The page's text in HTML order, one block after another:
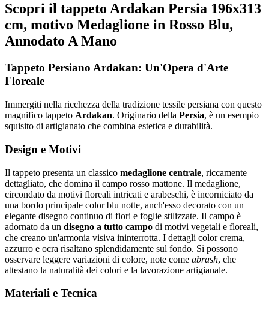
Scopri il tappeto Ardakan Persia 196x313
cm, motivo Medaglione in Rosso Blu,
Annodato A Mano
Tappeto Persiano Ardakan: Un'Opera d'Arte
Floreale
Immergiti nella ricchezza della tradizione tessile persiana con questo
magnifico tappeto Ardakan. Originario della Persia, è un esempio
squisito di artigianato che combina estetica e durabilità.
Design e Motivi
Il tappeto presenta un classico medaglione centrale, riccamente
dettagliato, che domina il campo rosso mattone. Il medaglione,
circondato da motivi floreali intricati e arabeschi, è incorniciato da
una bordo principale color blu notte, anch'esso decorato con un
elegante disegno continuo di fiori e foglie stilizzate. Il campo è
adornato da un disegno a tutto campo di motivi vegetali e floreali,
che creano un'armonia visiva ininterrotta. I dettagli color crema,
azzurro e ocra risaltano splendidamente sul fondo. Si possono
osservare leggere variazioni di colore, note come abrash, che
attestano la naturalità dei colori e la lavorazione artigianale.
Materiali e Tecnica